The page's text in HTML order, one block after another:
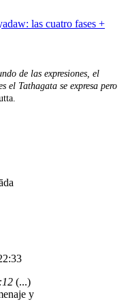
las cuatro fases +
de las expresiones, el
el Tathagata se expresa pero
(...)
y